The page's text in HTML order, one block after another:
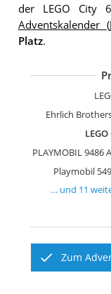
der LEGO City
Adventskalender
Platz.
Ehrlich
… und 11
Zum